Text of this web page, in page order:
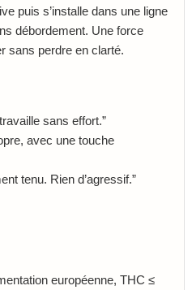
puis s’installe dans une ligne
débordement. Une force
sans perdre en clarté.
sans effort.”
avec une touche
tenu. Rien d’agressif.”
européenne, THC ≤